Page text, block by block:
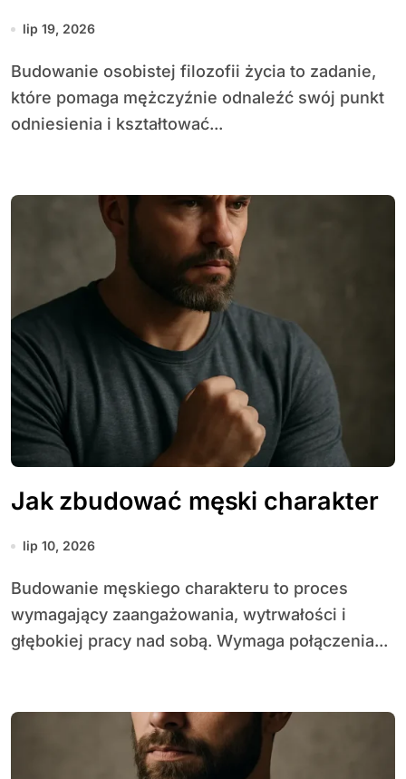
lip 19, 2026
Budowanie osobistej filozofii życia to zadanie,
które pomaga mężczyźnie odnaleźć swój punkt
odniesienia i kształtować...
Jak zbudować męski charakter
lip 10, 2026
Budowanie męskiego charakteru to proces
wymagający zaangażowania, wytrwałości i
głębokiej pracy nad sobą. Wymaga połączenia...